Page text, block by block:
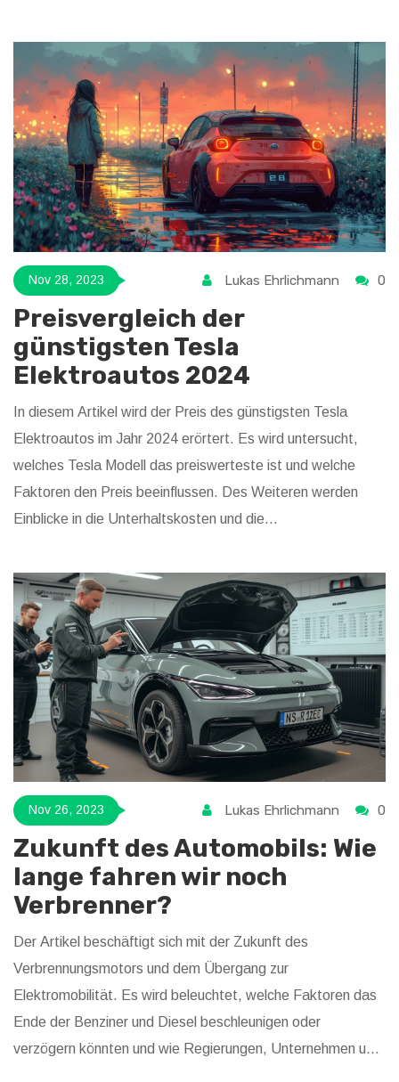
Einblick in die Aspekte geben, die Flüssiggas weniger
vorteilhaft gegenüber Alternativen wie Erdgas, Biogas und
Wasserstoff machen könnten.
Nov 28, 2023 Lukas Ehrlichmann 0
Preisvergleich der
günstigsten Tesla
Elektroautos 2024
In diesem Artikel wird der Preis des günstigsten Tesla
Elektroautos im Jahr 2024 erörtert. Es wird untersucht,
welches Tesla Modell das preiswerteste ist und welche
Faktoren den Preis beeinflussen. Des Weiteren werden
Einblicke in die Unterhaltskosten und die
werden nützliche Tipps für potenzielle Käufer bereitgestellt.
Ein Hauch Humor und persönliche Anekdoten runden das
Thema ab.
Nov 26, 2023 Lukas Ehrlichmann 0
Zukunft des Automobils: Wie
lange fahren wir noch
Verbrenner?
Der Artikel beschäftigt sich mit der Zukunft des
Verbrennungsmotors und dem Übergang zur
Elektromobilität. Es wird beleuchtet, welche Faktoren das
Ende der Benziner und Diesel beschleunigen oder
verzögern könnten und wie Regierungen, Unternehmen und